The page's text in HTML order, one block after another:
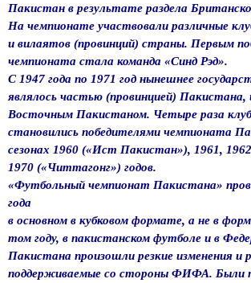
Пакистан в результате раздела
На чемпионате участвовали различные
и вилаятов (провинций) страны. Первым
чемпионата стала команда «Синд Рэд».
С 1947 года по 1971 год нынешнее
являлось частью (провинцией) Пакистана,
Восточным Пакистаном. Четыре раза
становились победителями чемпионата
сезонах 1960 («Ист Пакистан»), 1961,
1970 («Читтагонг») годов.
«Футбольный чемпионат Пакистана»
года
в основном в кубковом формате, а не в
том году, в пакистанском футболе и в
Пакистана произошли резкие изменения и
поддерживаемые со стороны ФИФА. Были